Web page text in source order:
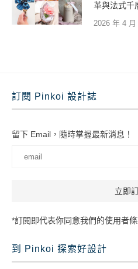
革與法式千
2026 年 4 月
訂閱 Pinkoi 設計誌
留下 Email，隨時掌握最新消息！
*訂閱即代表你同意我們的使用者
到 Pinkoi 探索好設計